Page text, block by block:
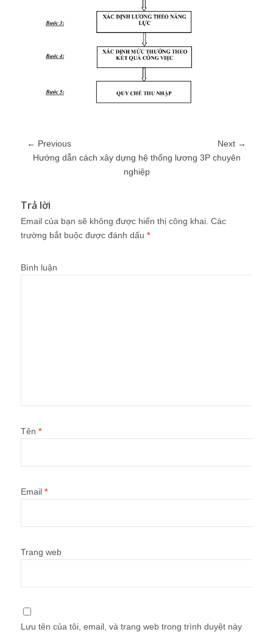
← Previous
Next →
Hướng dẫn cách xây dựng hệ thống lương 3P chuyên
nghiệp
Trả lời
Email của bạn sẽ không được hiển thị công khai. Các
trường bắt buộc được đánh dấu *
Bình luận
Tên *
Email *
Trang web
Lưu tên của tôi, email, và trang web trong trình duyệt này